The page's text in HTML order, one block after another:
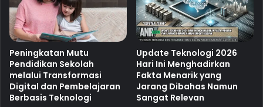
Peningkatan Mutu
Pendidikan Sekolah
melalui Transformasi
Digital dan Pembelajaran
Berbasis Teknologi
Update Teknologi 2026
Hari Ini Menghadirkan
Fakta Menarik yang
Jarang Dibahas Namun
Sangat Relevan